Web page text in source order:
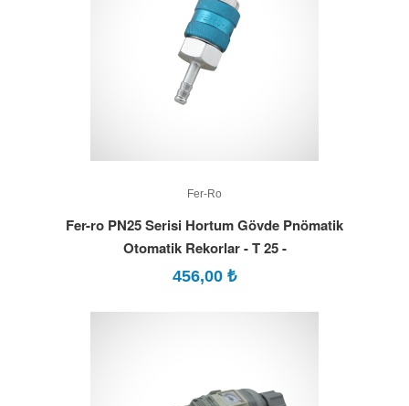
Fer-Ro
Fer-ro PN25 Serisi Hortum Gövde Pnömatik
Otomatik Rekorlar - T 25 -
456,00 ₺